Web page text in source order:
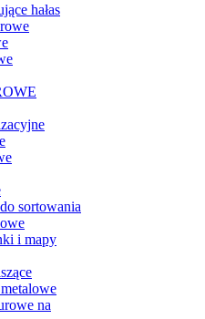
hałas
sortowania
i mapy
na